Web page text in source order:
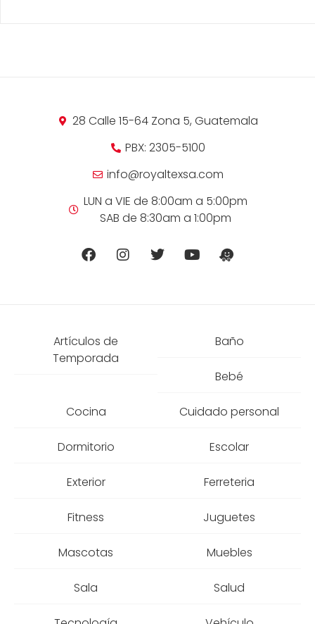
28 Calle 15-64 Zona 5, Guatemala
PBX: 2305-5100
info@royaltexsa.com
LUN a VIE de 8:00am a 5:00pm
SAB de 8:30am a 1:00pm
Artículos de
Temporada
Baño
Bebé
Cocina Cuidado personal
Dormitorio Escolar
Exterior Ferreteria
Fitness Juguetes
Mascotas Muebles
Sala Salud